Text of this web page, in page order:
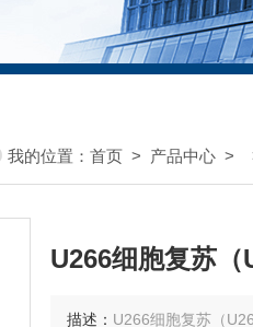
我的位置： 首页 > 产品中心 >
U266细胞复苏（
描述： U266细胞复苏（